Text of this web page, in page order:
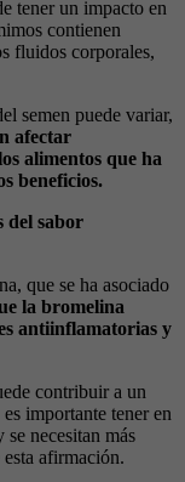
tener un impacto en
contienen
fluidos corporales,
semen puede variar,
afectar
alimentos que ha
beneficios.
del sabor
que se ha asociado
la bromelina
antiinflamatorias y
contribuir a un
importante tener en
necesitan más
afirmación.